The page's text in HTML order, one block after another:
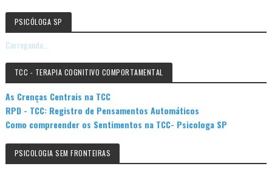
PSICÓLOGA SP
Carregando...
TCC - TERAPIA COGNITIVO COMPORTAMENTAL
As Crenças Centrais na TCC
RPD - TCC: Registro de Pensamentos Automáticos
Como compreender os Sentimentos na TCC- Psicologa SP
PSICOLOGIA SEM FRONTEIRAS